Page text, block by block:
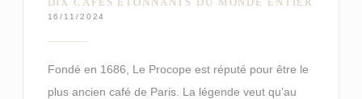
16/11/2024
Fondé en 1686, Le Procope est réputé pour être le
plus ancien café de Paris. La légende veut qu’au